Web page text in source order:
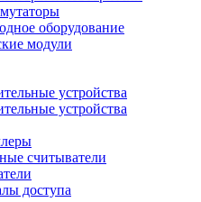
оборудование
модули
устройства
устройства
считыватели
доступа